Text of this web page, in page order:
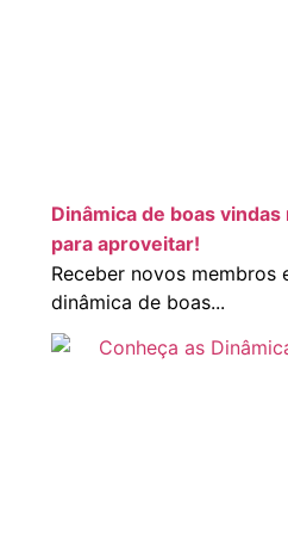
Dinâmica de boas
para aproveitar!
Receber novos membros
dinâmica de boas...